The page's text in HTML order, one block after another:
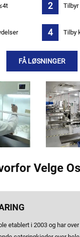
Tilbyr
Tilby
FÅ LØSNINGER
Velge
etablert i 2003 og har